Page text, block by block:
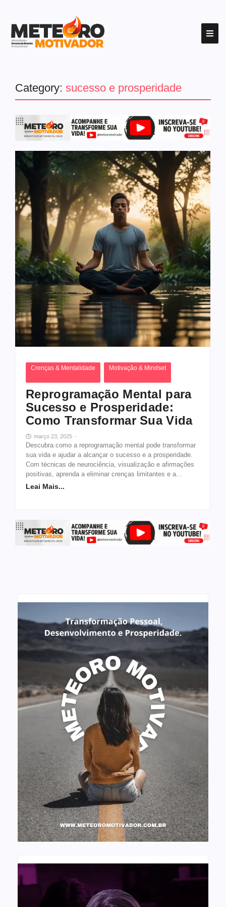
Category: sucesso e prosperidade
Crenças & Mentalidade Motivação & Mindset
Reprogramação Mental para
Sucesso e Prosperidade:
Como Transformar Sua Vida
março 23, 2025 -
Descubra como a reprogramação mental pode transformar
sua vida e ajudar a alcançar o sucesso e a prosperidade.
Com técnicas de neurociência, visualização e afirmações
positivas, aprenda a eliminar crenças limitantes e a...
Leai Mais...